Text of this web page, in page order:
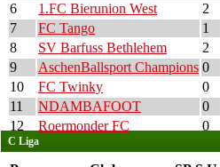
6
1.FC Bierunion West 2
7
FC Tango 1
8
SV Barfuss Bethlehem 2
9
AschenBallsport Champions 0
10
FC Twinky 0
11
NDAMBAFOOT 0
12
Roermonder FC 0
C Liga